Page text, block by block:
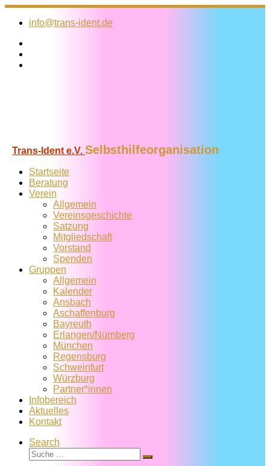
Zum
Inhalt
info@trans-ident.de
Trans-Ident e.V. Selbsthilfeorganisation
Startseite
Beratung
Verein
Allgemein
Vereins­geschichte
Satzung
Mitglied­schaft
Vorstand
Spenden
Gruppen
Allgemein
Kalender
Ansbach
Aschaffenburg
Bayreuth
Erlangen/Nürnberg
München
Regensburg
Schweinfurt
Würzburg
Partner*innen
Infobereich
Aktuelles
Kontakt
Search
Suche
Suche